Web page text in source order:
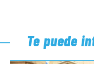
Te puede